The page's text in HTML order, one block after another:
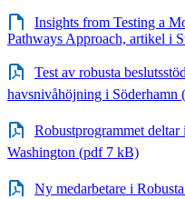
Insights from Testing a
Pathways Approach, artikel i
Test av robusta
havsnivåhöjning i
Robustprogrammet
Washington (pdf 7 kB)
Ny medarbetare i